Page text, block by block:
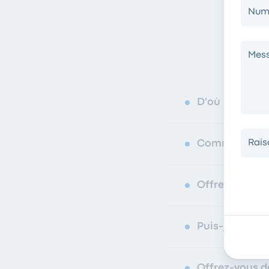
D'où part mon
Comment
Offrez-vous
Puis-je